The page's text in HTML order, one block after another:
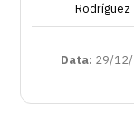
Rodríguez
Data: 29/